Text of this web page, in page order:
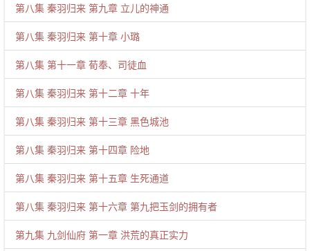
第八集 秦羽归来 第九章 立儿的神通
第八集 秦羽归来 第十章 小璐
第八集 第十一章 荀奉、司徒血
第八集 秦羽归来 第十二章 十年
第八集 秦羽归来 第十三章 黑色城池
第八集 秦羽归来 第十四章 险地
第八集 秦羽归来 第十五章 生死通道
第八集 秦羽归来 第十六章 第九把玉剑的拥有者
第九集 九剑仙府 第一章 洪荒的真正实力